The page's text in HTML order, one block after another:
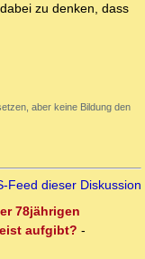
zu denken, dass
aber keine Bildung den
Feed dieser Diskussion
78jährigen
aufgibt? -